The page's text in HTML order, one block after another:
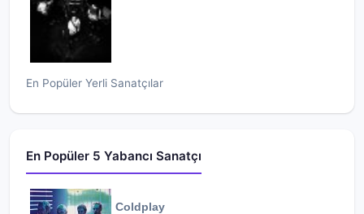
En Popüler Yerli Sanatçılar
En Popüler 5 Yabancı Sanatçı
Coldplay